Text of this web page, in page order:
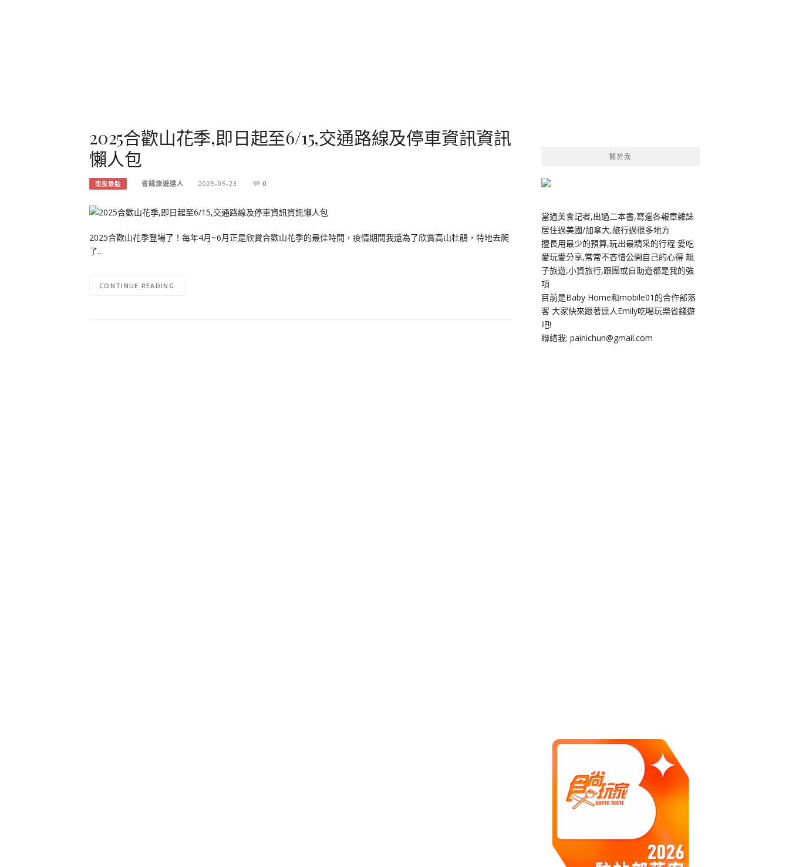
2025合歡山花季,即日起至6/15,交通路線及停車資訊資訊
懶人包
南投景點 省錢旅遊達人 2025-05-23 0
2025合歡山花季登場了！每年4月~6月正是欣賞合歡山花季的最佳時間，疫情期間我還為了欣賞高山杜鵑，特地去爬
了…
CONTINUE READING
關於我
當過美食記者,出過二本書,寫遍各報章雜誌
居住過美國/加拿大,旅行過很多地方
擅長用最少的預算,玩出最精采的行程 愛吃
愛玩愛分享,常常不吝惜公開自己的心得 親
子旅遊,小資旅行,跟團或自助遊都是我的強
項
目前是Baby Home和mobile01的合作部落
客 大家快來跟著達人Emily吃喝玩樂省錢遊
吧!
聯絡我: painichun@gmail.com